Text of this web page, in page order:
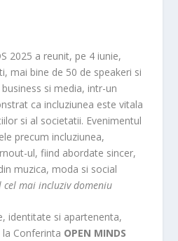
2025 a reunit, pe 4 iunie,
mai bine de 50 de speakeri si
si media, intr-un
ca incluziunea este vitala
si al societatii. Evenimentul
precum incluziunea,
ul, fiind abordate sincer,
muzica, moda si social
cel mai incluziv domeniu
identitate si apartenenta,
Conferinta OPEN MINDS